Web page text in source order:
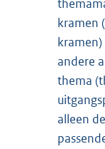
kramen
andere
thema
alleen